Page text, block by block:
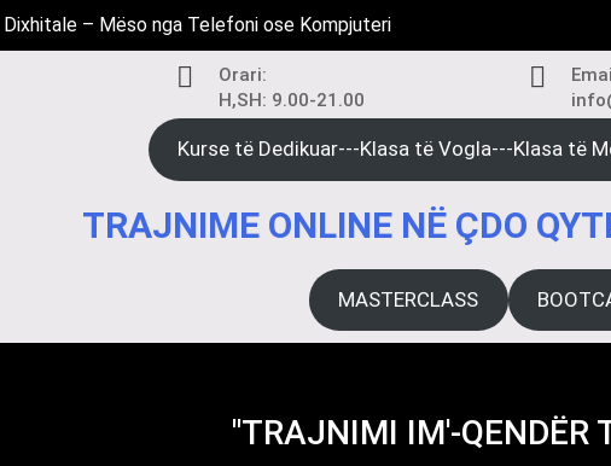
– Mëso nga Telefoni ose Kompjuteri
Orari:
H,SH: 9.00-21.00
Kurse të Dedikuar---Klasa të Vogla---Klasa të
TRAJNIME ONLINE NË ÇDO
MASTERCLASS
"TRAJNIMI IM'-QENDËR